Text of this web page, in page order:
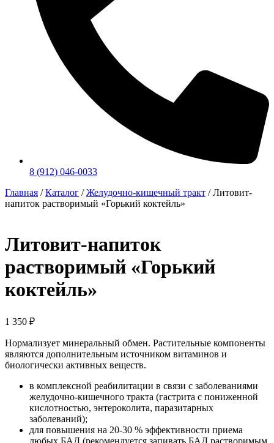
8 (912) 046-0033
Главная / Каталог / Желудочно-кишечный тракт / Литовит-
напиток растворимый «Горький коктейль»
Литовит-напиток
растворимый «Горький
коктейль»
1 350 ₽
Нормализует минеральный обмен. Растительные компоненты
являются дополнительным источником витаминов и
биологически активных веществ.
в комплексной реабилитации в связи с заболеваниями
желудочно-кишечного тракта (гастрита с пониженной
кислотностью, энтероколита, паразитарных
заболеваний);
для повышения на 20-30 % эффективности приема
любых БАД (рекомендуется запивать БАД растворимым